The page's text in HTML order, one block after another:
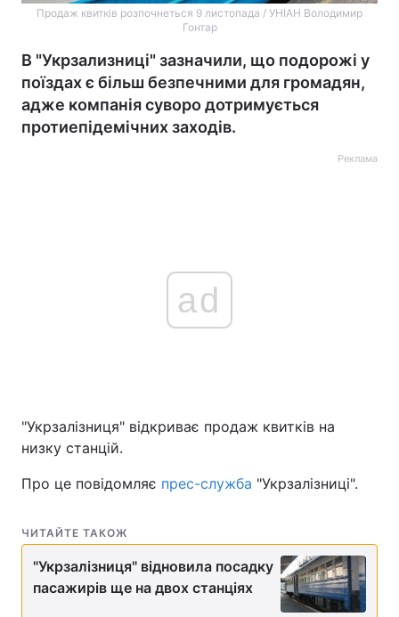
Продаж квитків розпочнеться 9 листопада / УНІАН Володимир
Гонтар
В "Укрзализниці" зазначили, що подорожі у
поїздах є більш безпечними для громадян,
адже компанія суворо дотримується
протиепідемічних заходів.
Реклама
ad
"Укрзалізниця" відкриває продаж квитків на
низку станцій.
Про це повідомляє прес-служба "Укрзалізниці".
ЧИТАЙТЕ ТАКОЖ
"Укрзалізниця" відновила посадку
пасажирів ще на двох станціях